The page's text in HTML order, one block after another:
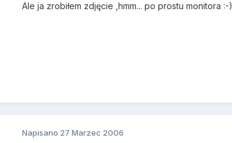
Ale ja zrobiłem zdjęcie ,hmm... po prostu monitora :-)
Napisano 27 Marzec 2006